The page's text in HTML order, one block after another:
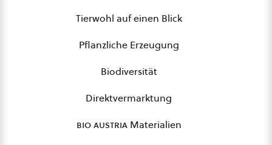
Tierwohl auf einen Blick
Pflanzliche Erzeugung
Biodiversität
Direktvermarktung
bio austriaMaterialien